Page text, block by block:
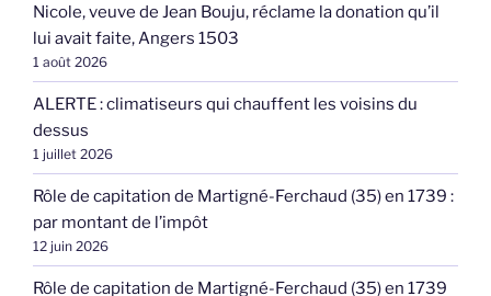
Nicole, veuve de Jean Bouju, réclame la donation qu’il
lui avait faite, Angers 1503
1 août 2026
ALERTE : climatiseurs qui chauffent les voisins du
dessus
1 juillet 2026
Rôle de capitation de Martigné-Ferchaud (35) en 1739 :
par montant de l’impôt
12 juin 2026
Rôle de capitation de Martigné-Ferchaud (35) en 1739